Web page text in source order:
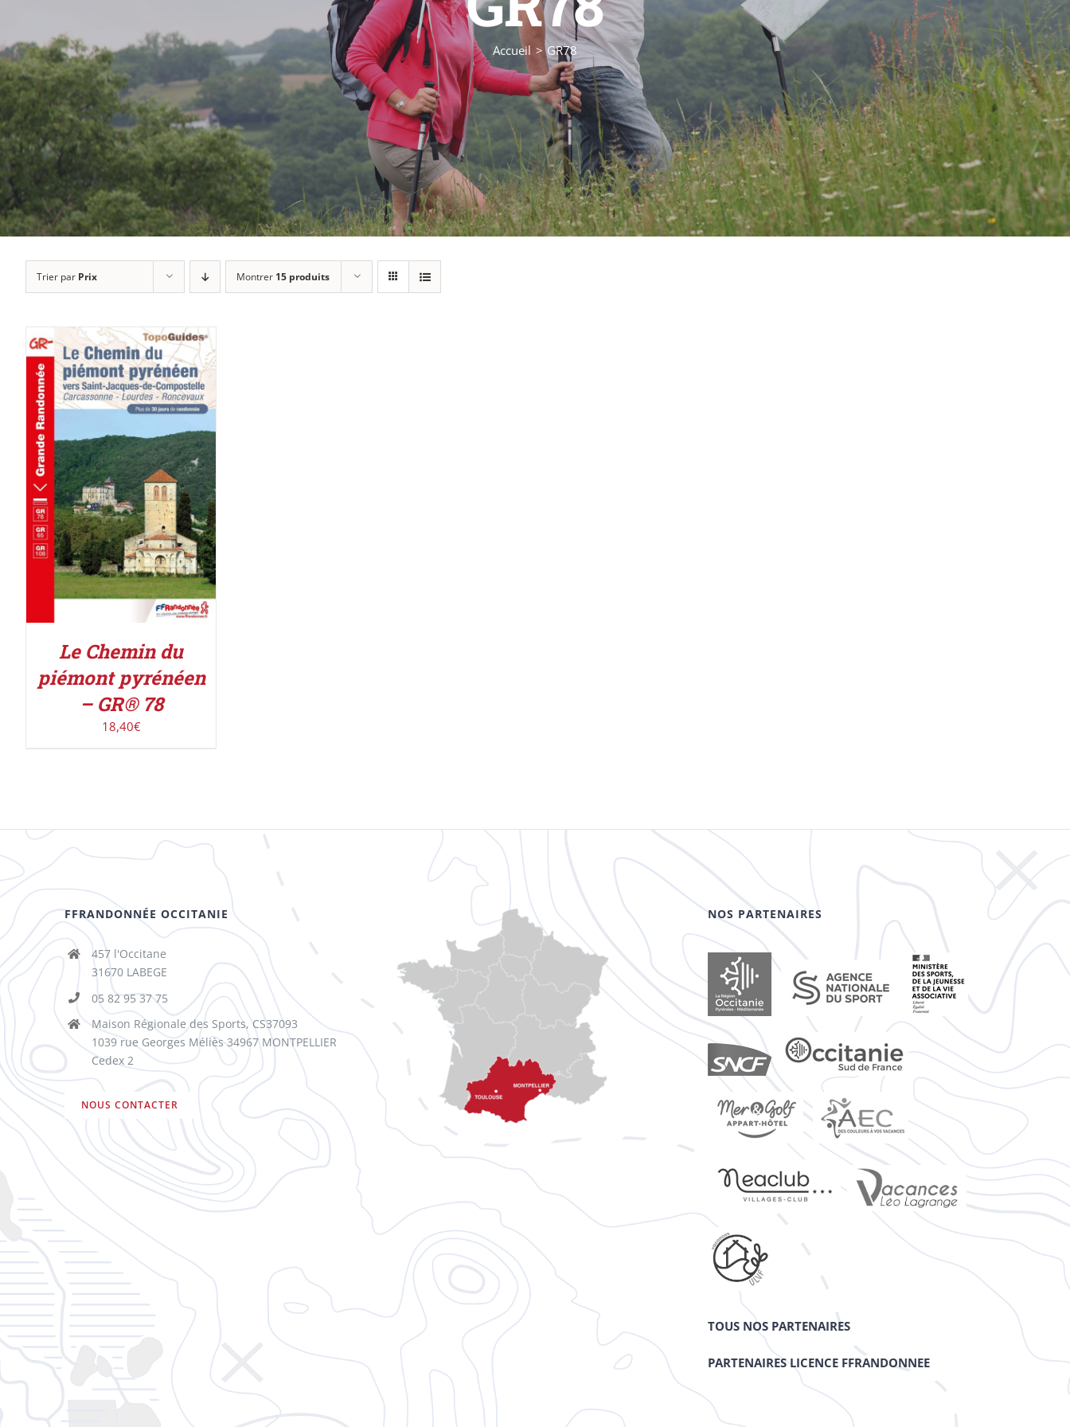
Accueil GR78
Trier par Prix Montrer 15 produits
AJOUTER AU PANIER
/
DÉTAILS
Le Chemin du
piémont pyrénéen
– GR® 78
18,40€
FFRANDONNÉE OCCITANIE
457 l'Occitane
31670 LABEGE
05 82 95 37 75
Maison Régionale des Sports, CS37093
1039 rue Georges Méliès 34967 MONTPELLIER
Cedex 2
NOUS CONTACTER
NOS PARTENAIRES
TOUS NOS PARTENAIRES
PARTENAIRES LICENCE FFRANDONNEE